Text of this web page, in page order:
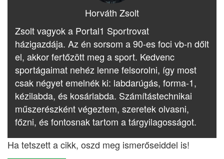
Horváth Zsolt
Zsolt vagyok a Portal1 Sportrovat
házigazdája. Az én sorsom a 90-es foci vb-n dőlt
el, akkor fertőzött meg a sport. Kedvenc
sportágaimat nehéz lenne felsorolni, így most
csak négyet emelnék ki: labdarúgás, forma-1,
kézilabda, és kosárlabda. Számítástechnikai
műszerészként végeztem, szeretek olvasni,
főzni, és fontosnak tartom a tárgyilagosságot.
Ha tetszett a cikk, oszd meg ismerőseiddel is!